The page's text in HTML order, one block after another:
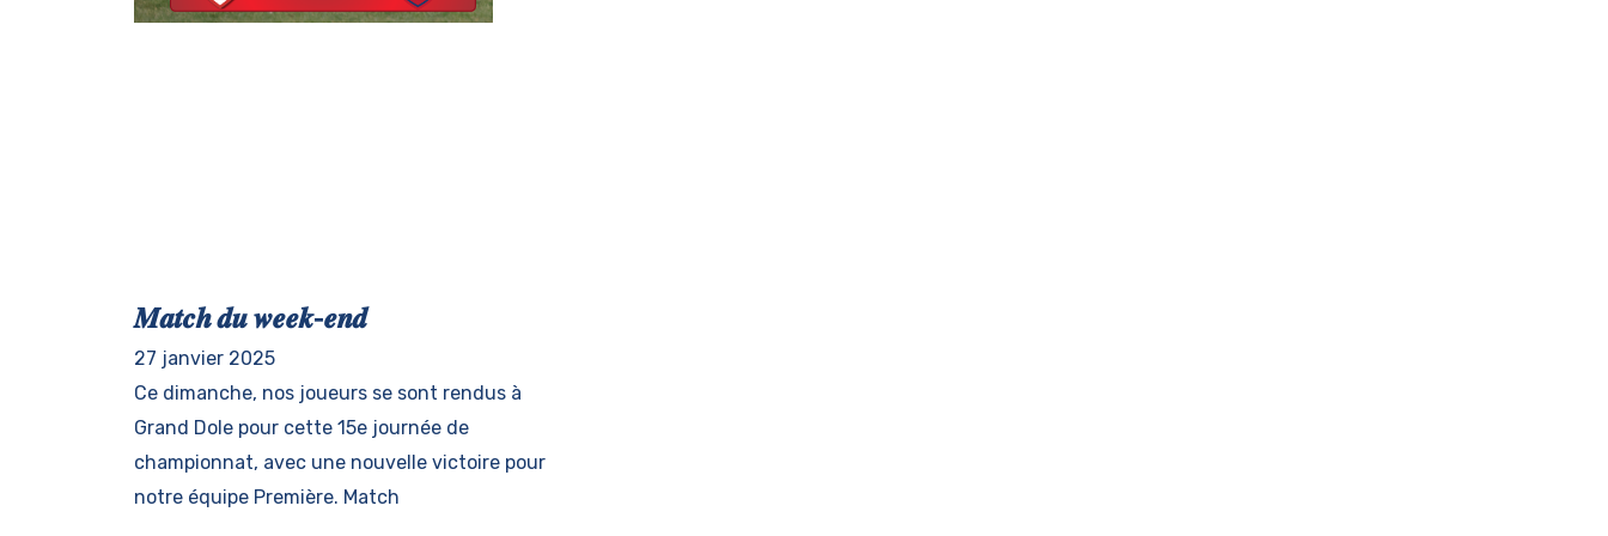
𝑴𝒂𝒕𝒄𝒉 𝒅𝒖 𝒘𝒆𝒆𝒌-𝒆𝒏𝒅
27 janvier 2025
Ce dimanche, nos joueurs se sont rendus à
Grand Dole pour cette 15e journée de
championnat, avec une nouvelle victoire pour
notre équipe Première. Match